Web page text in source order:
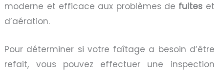
moderne et efficace aux problèmes de fuites et
d’aération.
Pour déterminer si votre faîtage a besoin d’être
refait, vous pouvez effectuer une inspection